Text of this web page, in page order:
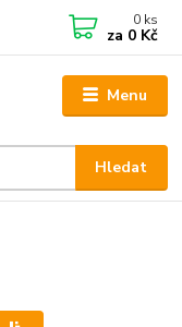
Menu
Hledat
0 ks
za 0 Kč